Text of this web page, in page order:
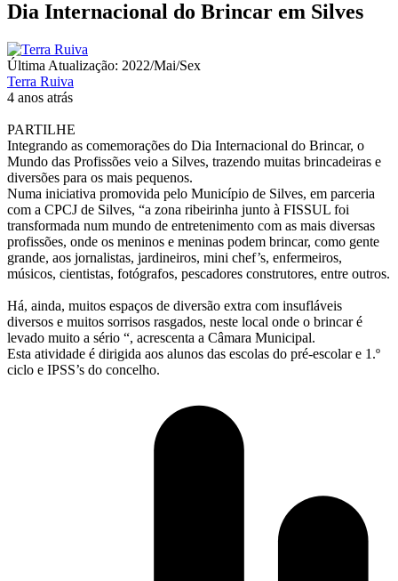
Dia Internacional do Brincar em Silves
Última Atualização: 2022/Mai/Sex
Terra Ruiva
4 anos atrás
PARTILHE
Integrando as comemorações do Dia Internacional do Brincar, o
Mundo das Profissões veio a Silves, trazendo muitas brincadeiras e
diversões para os mais pequenos.
Numa iniciativa promovida pelo Município de Silves, em parceria
com a CPCJ de Silves, “a zona ribeirinha junto à FISSUL foi
transformada num mundo de entretenimento com as mais diversas
profissões, onde os meninos e meninas podem brincar, como gente
grande, aos jornalistas, jardineiros, mini chef’s, enfermeiros,
músicos, cientistas, fotógrafos, pescadores construtores, entre outros.
Há, ainda, muitos espaços de diversão extra com insufláveis
diversos e muitos sorrisos rasgados, neste local onde o brincar é
levado muito a sério “, acrescenta a Câmara Municipal.
Esta atividade é dirigida aos alunos das escolas do pré-escolar e 1.º
ciclo e IPSS’s do concelho.